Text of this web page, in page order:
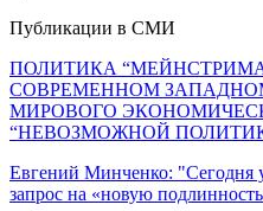
Публикации в СМИ
ПОЛИТИКА
СОВРЕМЕННОМ
МИРОВОГО
“НЕВОЗМОЖНОЙ
Евгений Минченко: "Сегодня
запрос на «новую